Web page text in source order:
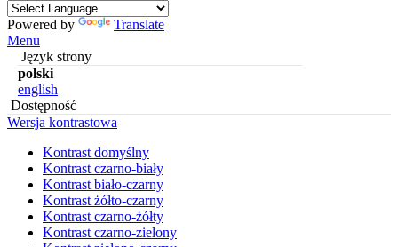
Powered by
Translate
Menu
Język strony
polski
english
Dostępność
Wersja kontrastowa
Kontrast domyślny
Kontrast czarno-biały
Kontrast biało-czarny
Kontrast żółto-czarny
Kontrast czarno-żółty
Kontrast czarno-zielony